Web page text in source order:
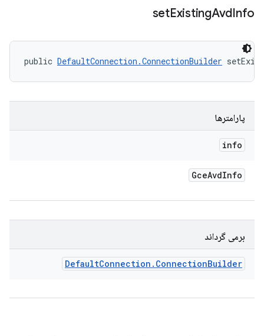
setExistingAvdInfo
public DefaultConnection.ConnectionBuilder
پارامترها
info
GceAvdInfo
برمی گرداند
DefaultConnection . ConnectionBuilder